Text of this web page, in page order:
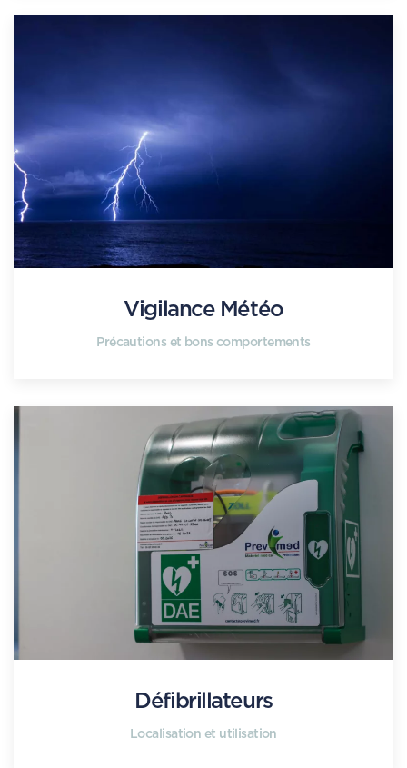
Vigilance Météo
Précautions et bons comportements
Défibrillateurs
Localisation et utilisation